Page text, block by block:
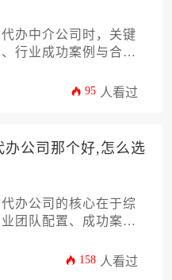
办中介公司时，关键
行业成功案例与合规
建筑法规，且能提供
95 人看过
公司那个好,怎么选
办公司的核心在于综
团队配置、成功案例
透明度和跨境服务响
158 人看过